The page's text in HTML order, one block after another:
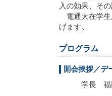
入の効果、そ
電通大在学生
げます。
プログラム
開会挨拶／デ
学長 福